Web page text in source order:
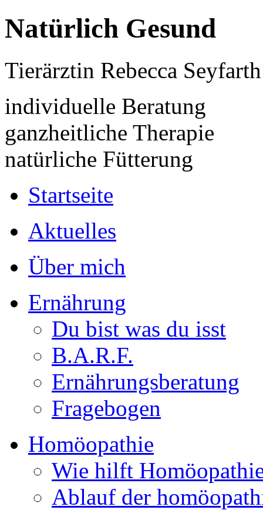
Natürlich Gesund
Tierärztin Rebecca Seyfarth
individuelle Beratung
ganzheitliche Therapie
natürliche Fütterung
Startseite
Aktuelles
Über mich
Ernährung
Du bist was du isst
B.A.R.F.
Ernährungsberatung
Fragebogen
Homöopathie
Wie hilft
Ablauf der